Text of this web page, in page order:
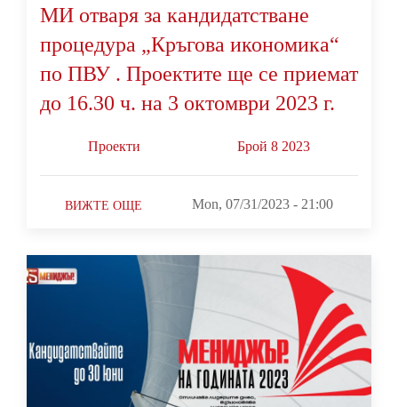
МИ отваря за кандидатстване
процедура „Кръгова икономика“
по ПВУ . Проектите ще се приемат
до 16.30 ч. на 3 октомври 2023 г.
Проекти Брой 8 2023
ВИЖТЕ ОЩЕ Mon, 07/31/2023 - 21:00